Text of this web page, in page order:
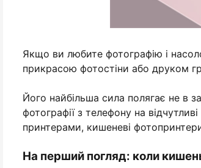
Якщо ви любите фотографію і
прикрасою фотостіни або друком
Його найбільша сила полягає не в
фотографії з телефону на
принтерами, кишеневі
На перший погляд: коли